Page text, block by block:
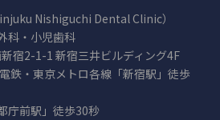
Nishiguchi Dental Clinic）
科・小児歯科
宿2-1-1 新宿三井ビルディング4F
鉄・東京メトロ各線「新宿駅」徒歩
庁前駅」徒歩30秒